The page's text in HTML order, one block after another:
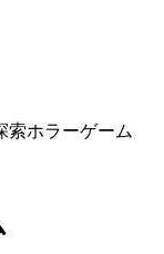
索ホラーゲーム